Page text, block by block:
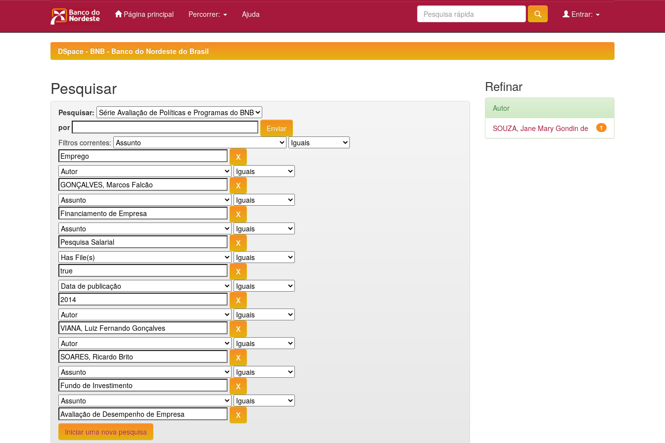
Página principal Percorrer: Ajuda Entrar:
DSpace - BNB - Banco do Nordeste do Brasil
Pesquisar
Pesquisar:
por
Filtros correntes:
Iniciar uma nova pesquisa
Refinar
Autor
1
SOUZA, Jane Mary Gondin de